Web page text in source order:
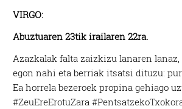
VIRGO:
Abuztuaren 23tik irailaren 22ra.
Azazkalak falta zaizkizu lanaren
egon nahi eta berriak itsatsi dituzu:
Ea horrela bezeroek propina gehiago
#ZeuEreErotuZara